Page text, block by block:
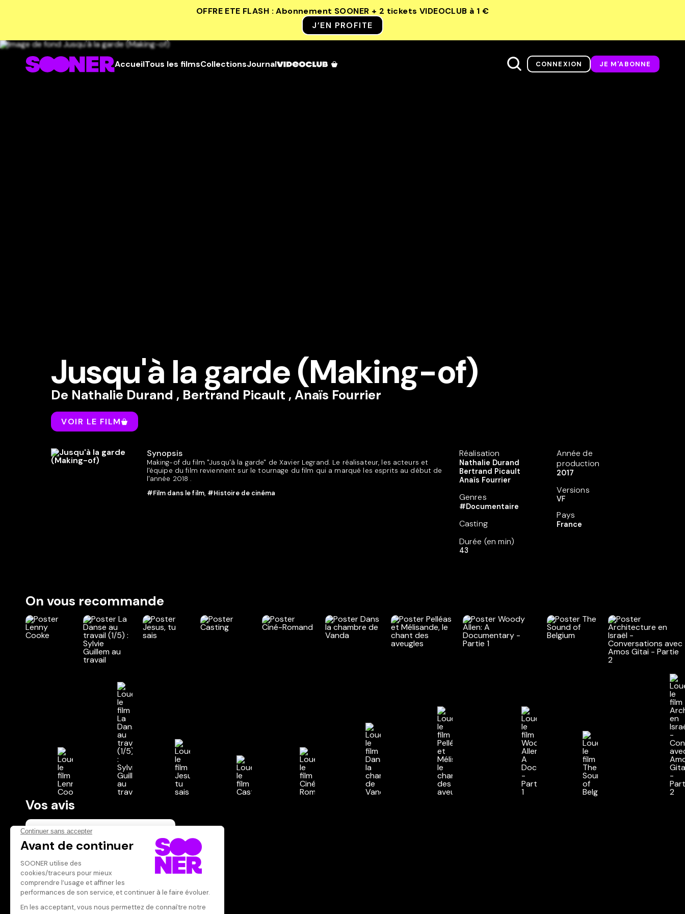
OFFRE ETE FLASH : Abonnement SOONER + 2 tickets VIDEOCLUB à 1 €
J’EN PROFITE
AccueilTous les filmsCollectionsJournal CONNEXION JE M'ABONNE
Jusqu'à la garde (Making-of)
De Nathalie Durand , Bertrand Picault , Anaïs Fourrier
VOIR LE FILM
Synopsis
Making-of du film "Jusqu'à la garde" de Xavier Legrand. Le réalisateur, les acteurs et
l'équipe du film reviennent sur le tournage du film qui a marqué les esprits au début de
l'année 2018 .
#Film dans le film, #Histoire de cinéma
Réalisation
Nathalie Durand
Bertrand Picault
Anaïs Fourrier
Genres
#Documentaire
Casting
Durée (en min)
43
Année de
production
2017
Versions
VF
Pays
France
On vous recommande
Vos avis
Donnez votre avis
Votre note
Votre commentaire
Il faut vous connecter pour
publier un avis